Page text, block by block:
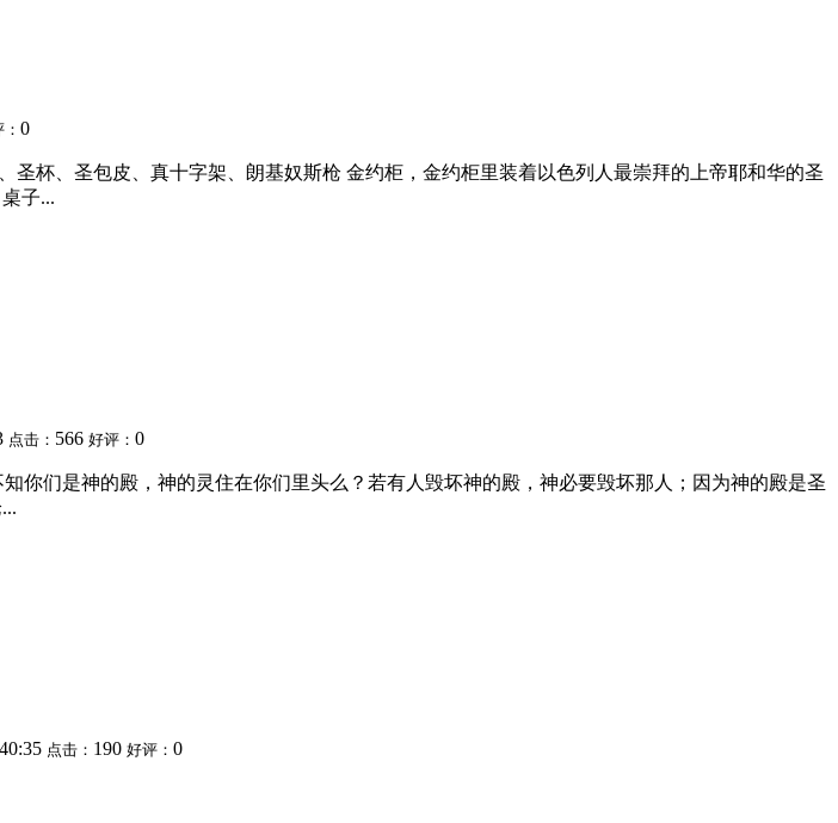
0
杯、圣包皮、真十字架、朗基奴斯枪 金约柜，金约柜里装着以色列人最崇拜的上帝耶和华的圣
子...
点击： 566 好评： 0
你们是神的殿，神的灵住在你们里头么？若有人毁坏神的殿，神必要毁坏那人；因为神的殿是圣
点击： 190 好评： 0